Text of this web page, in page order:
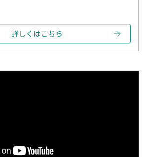
詳しくはこちら